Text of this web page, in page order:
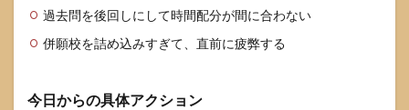
過去問を後回しにして時間配分が間に合わない
併願校を詰め込みすぎて、直前に疲弊する
今日からの具体アクション